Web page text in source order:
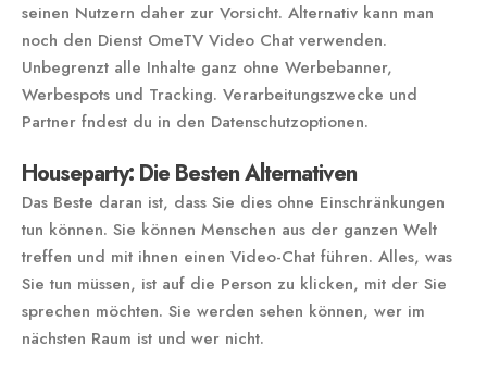
seinen Nutzern daher zur Vorsicht. Alternativ kann man
noch den Dienst OmeTV Video Chat verwenden.
Unbegrenzt alle Inhalte ganz ohne Werbebanner,
Werbespots und Tracking. Verarbeitungszwecke und
Partner fndest du in den Datenschutzoptionen.
Houseparty: Die Besten Alternativen
Das Beste daran ist, dass Sie dies ohne Einschränkungen
tun können. Sie können Menschen aus der ganzen Welt
treffen und mit ihnen einen Video-Chat führen. Alles, was
Sie tun müssen, ist auf die Person zu klicken, mit der Sie
sprechen möchten. Sie werden sehen können, wer im
nächsten Raum ist und wer nicht.